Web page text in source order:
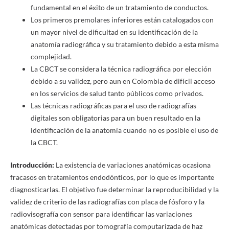
fundamental en el éxito de un tratamiento de conductos.
Los primeros premolares inferiores están catalogados con
un mayor nivel de dificultad en su identificación de la
anatomía radiográfica y su tratamiento debido a esta misma
complejidad.
La CBCT se considera la técnica radiográfica por elección
debido a su validez, pero aun en Colombia de difícil acceso
en los servicios de salud tanto públicos como privados.
Las técnicas radiográficas para el uso de radiografías
digitales son obligatorias para un buen resultado en la
identificación de la anatomía cuando no es posible el uso de
la CBCT.
Introducción: La existencia de variaciones anatómicas ocasiona
fracasos en tratamientos endodónticos, por lo que es importante
diagnosticarlas. El objetivo fue determinar la reproducibilidad y la
validez de criterio de las radiografías con placa de fósforo y la
radiovisografía con sensor para identificar las variaciones
anatómicas detectadas por tomografía computarizada de haz